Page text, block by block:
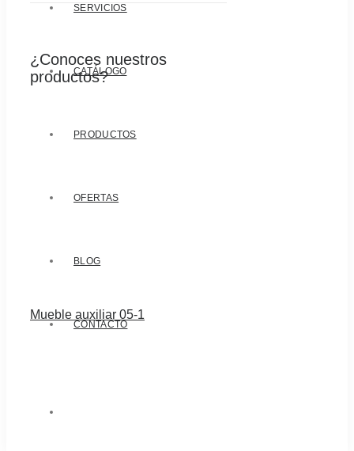
SERVICIOS
CATÁLOGO
PRODUCTOS
OFERTAS
BLOG
CONTACTO
¿Conoces nuestros
productos?
Mueble auxiliar 05-1